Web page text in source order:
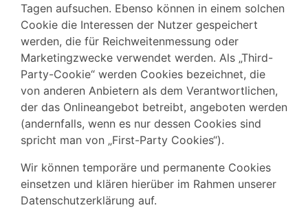
Tagen aufsuchen. Ebenso können in einem solchen
Cookie die Interessen der Nutzer gespeichert
werden, die für Reichweitenmessung oder
Marketingzwecke verwendet werden. Als „Third-
Party-Cookie“ werden Cookies bezeichnet, die
von anderen Anbietern als dem Verantwortlichen,
der das Onlineangebot betreibt, angeboten werden
(andernfalls, wenn es nur dessen Cookies sind
spricht man von „First-Party Cookies“).
Wir können temporäre und permanente Cookies
einsetzen und klären hierüber im Rahmen unserer
Datenschutzerklärung auf.